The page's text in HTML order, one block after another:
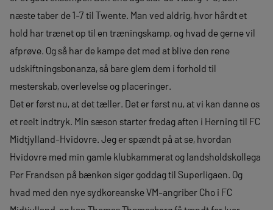
næste taber de 1-7 til Twente. Man ved aldrig, hvor hårdt et
hold har trænet op til en træningskamp, og hvad de gerne vil
afprøve. Og så har de kampe det med at blive den rene
udskiftningsbonanza, så bare glem dem i forhold til
mesterskab, overlevelse og placeringer.
Det er først nu, at det tæller. Det er først nu, at vi kan danne os
et reelt indtryk. Min sæson starter fredag aften i Herning til FC
Midtjylland-Hvidovre. Jeg er spændt på at se, hvordan
Hvidovre med min gamle klubkammerat og landsholdskollega
Per Frandsen på bænken siger goddag til Superligaen. Og
hvad med den nye sydkoreanske VM-angriber Cho i FC